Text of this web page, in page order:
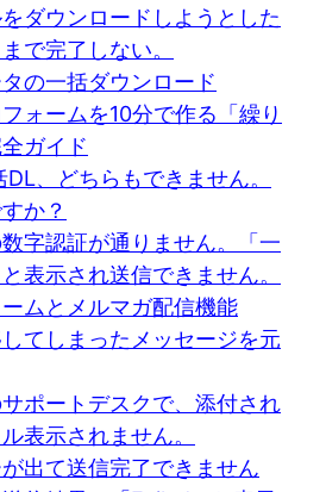
ダウンロードしようとした
で完了しない。
の一括ダウンロード
ォームを10分で作る「繰り
ガイド
、どちらもできません。
か？
字認証が通りません。「一
表示され送信できません。
ムとメルマガ配信機能
てしまったメッセージを元
ポートデスクで、添付され
表示されません。
出て送信完了できません